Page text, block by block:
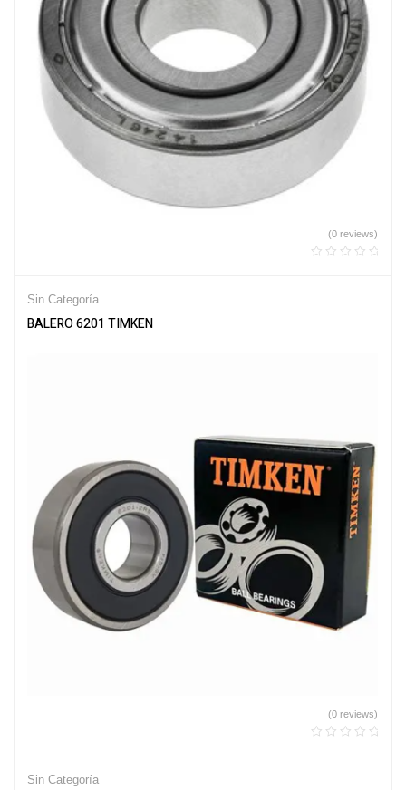
(0 reviews)
Sin Categoría
BALERO 6201 TIMKEN
(0 reviews)
Sin Categoría